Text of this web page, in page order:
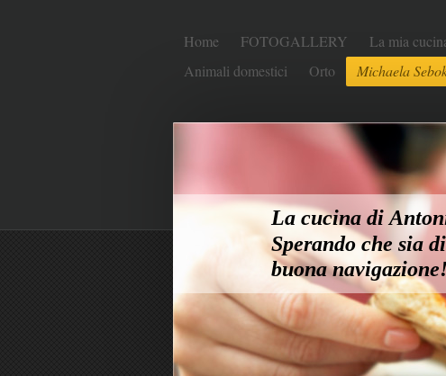
Home FOTOGALLERY La mia
Animali domestici
Orto Michaela
La cucina di
Sperando che sia
buona navigazione!